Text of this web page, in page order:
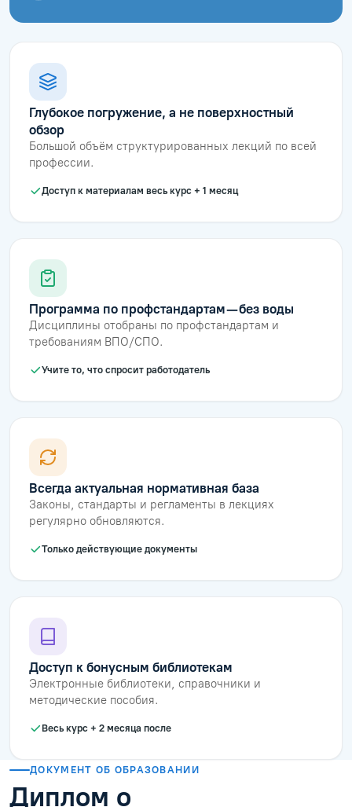
Глубокое погружение, а не поверхностный
обзор
Большой объём структурированных лекций по всей
профессии.
Доступ к материалам весь курс + 1 месяц
Программа по профстандартам — без воды
Дисциплины отобраны по профстандартам и
требованиям ВПО/СПО.
Учите то, что спросит работодатель
Всегда актуальная нормативная база
Законы, стандарты и регламенты в лекциях
регулярно обновляются.
Только действующие документы
Доступ к бонусным библиотекам
Электронные библиотеки, справочники и
методические пособия.
Весь курс + 2 месяца после
ДОКУМЕНТ ОБ ОБРАЗОВАНИИ
Диплом о